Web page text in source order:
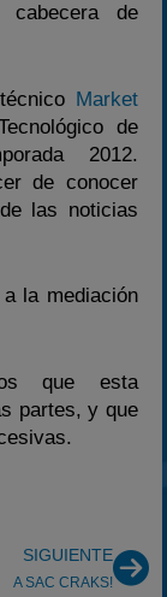
de
Market
de
2012.
de conocer
las noticias
la mediación
que esta
partes, y que
SIGUIENTE
A SAC CRAKS!